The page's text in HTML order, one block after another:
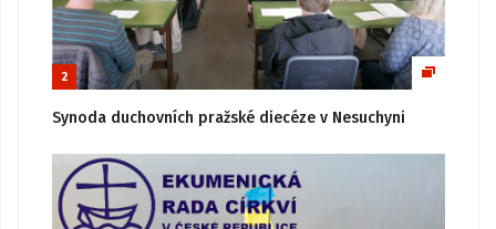
2
Synoda duchovních pražské diecéze v Nesuchyni